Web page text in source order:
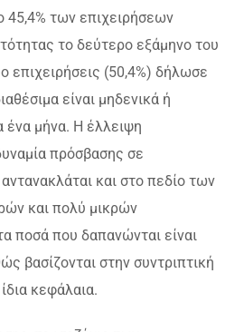
45,4% των επιχειρήσεων
το δεύτερο εξάμηνο του
επιχειρήσεις (50,4%) δήλωσε
είναι μηδενικά ή
ένα μήνα. Η έλλειψη
πρόσβασης σε
και στο πεδίο των
και πολύ μικρών
ποσά που δαπανώνται είναι
βασίζονται στην συντριπτική
κεφάλαια.